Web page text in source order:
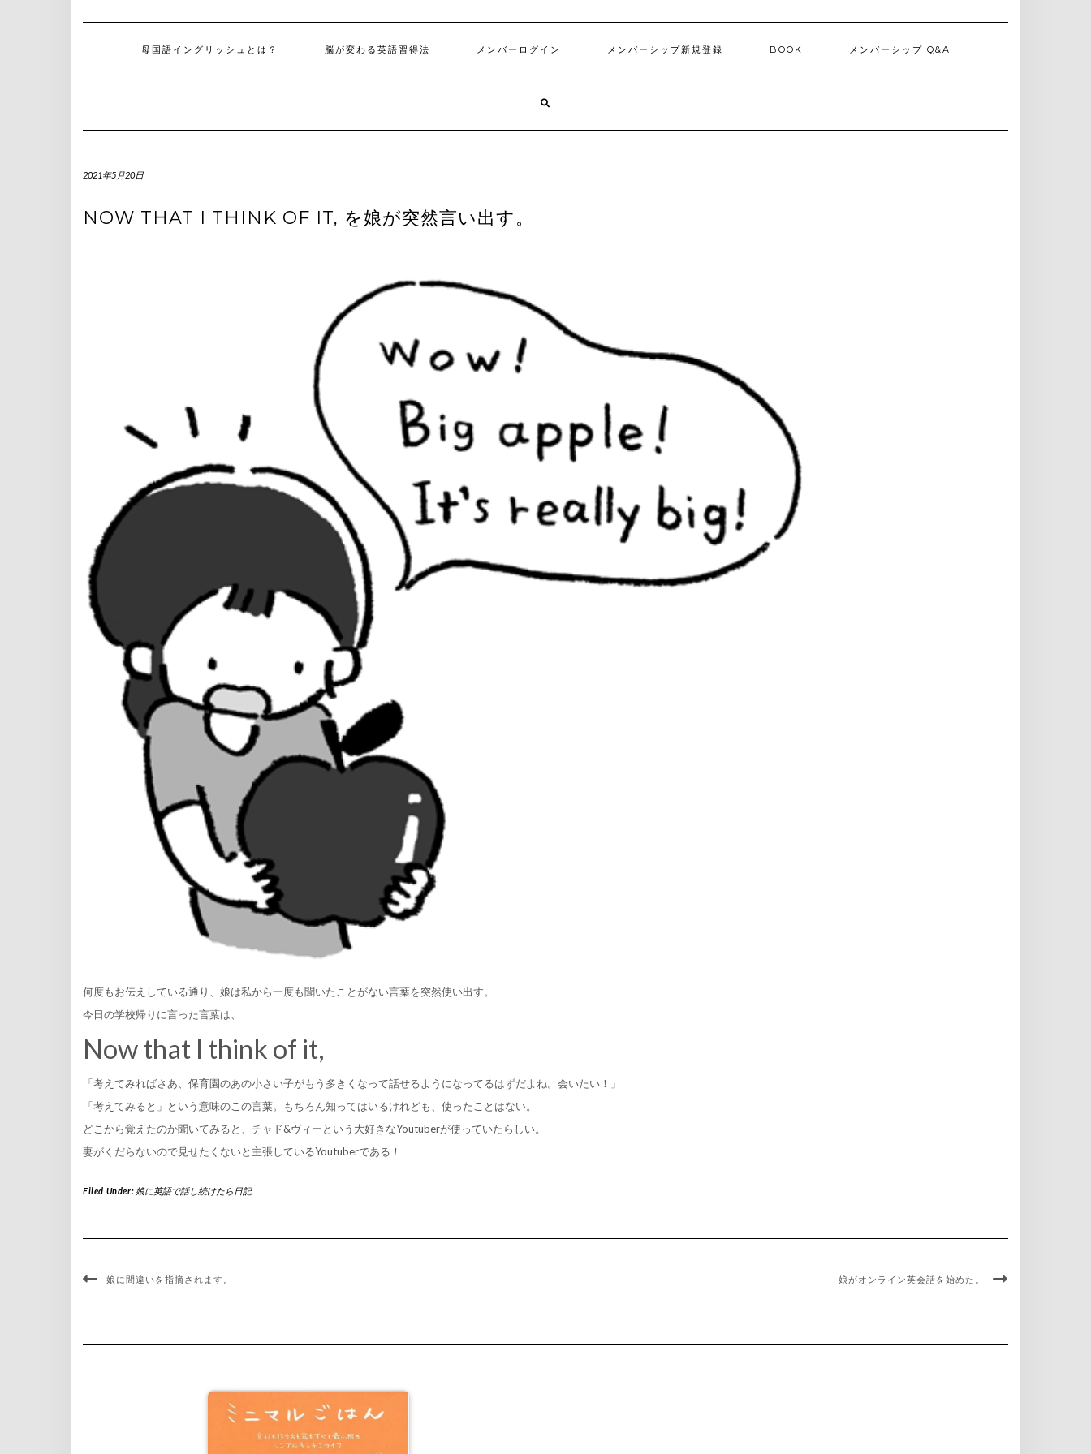
母国語イングリッシュとは？ 脳が変わる英語習得法 メンバーログイン メンバーシップ新規登録 BOOK メンバーシップ Q&A
2021年5月20日
NOW THAT I THINK OF IT, を娘が突然言い出す。
何度もお伝えしている通り、娘は私から一度も聞いたことがない言葉を突然使い出す。
今日の学校帰りに言った言葉は、
Now that I think of it,
「考えてみればさあ、保育園のあの小さい子がもう多きくなって話せるようになってるはずだよね。会いたい！」
「考えてみると」という意味のこの言葉。もちろん知ってはいるけれども、使ったことはない。
どこから覚えたのか聞いてみると、チャド&ヴィーという大好きなYoutuberが使っていたらしい。
妻がくだらないので見せたくないと主張しているYoutuberである！
Filed Under: 娘に英語で話し続けたら日記
娘に間違いを指摘されます。 娘がオンライン英会話を始めた。